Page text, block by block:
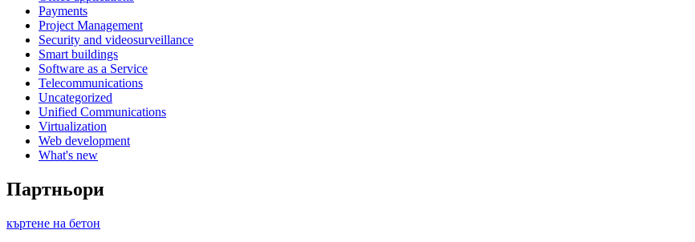
Payments
Project Management
Security and videosurveillance
Smart buildings
Software as a Service
Telecommunications
Uncategorized
Unified Communications
Virtualization
Web development
What's new
Партньори
къртене на бетон